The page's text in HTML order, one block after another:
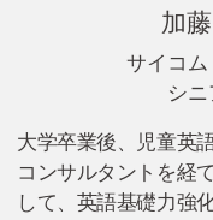
加
サイコ
シ
大学卒業後、児童英
コンサルタントを経
して、英語基礎力強